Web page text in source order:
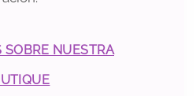
SOBRE NUESTRA